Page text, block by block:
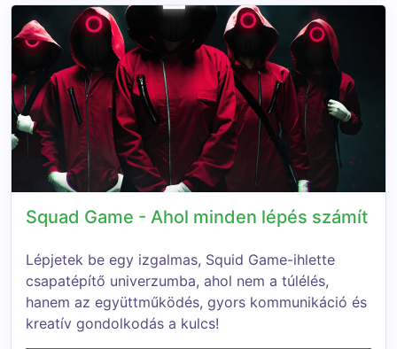
Squad Game - Ahol minden lépés számít
Lépjetek be egy izgalmas, Squid Game-ihlette
csapatépítő univerzumba, ahol nem a túlélés,
hanem az együttműködés, gyors kommunikáció és
kreatív gondolkodás a kulcs!